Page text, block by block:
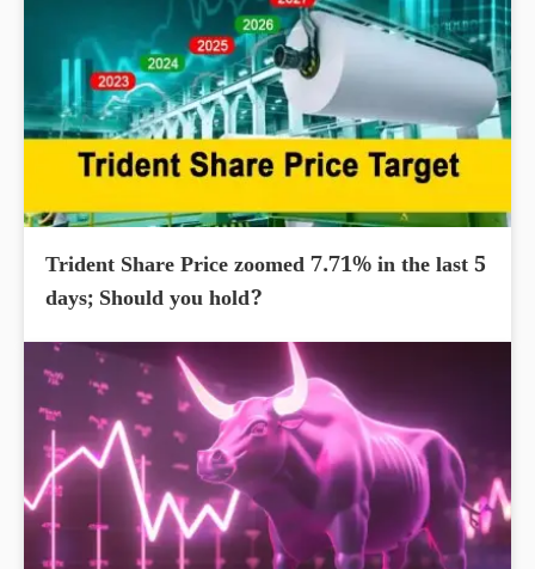
Trident Share Price zoomed 7.71% in the last 5
days; Should you hold?